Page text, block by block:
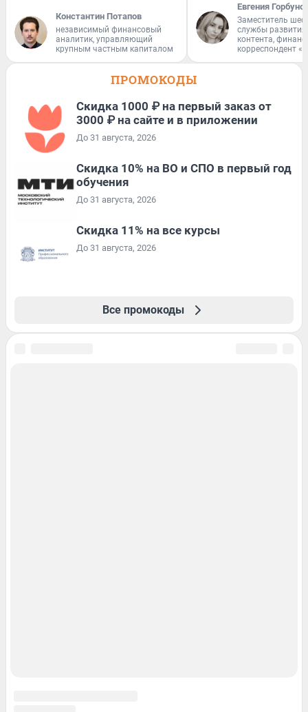
Константин Потапов
независимый финансовый
аналитик, управляющий
крупным частным капиталом
Евгения
Заместитель
службы
контента,
корреспондент
ПРОМОКОДЫ
Скидка 1000 ₽ на первый заказ от
3000 ₽ на сайте и в приложении
До 31 августа, 2026
Скидка 10% на ВО и СПО в первый год
обучения
До 31 августа, 2026
Скидка 11% на все курсы
До 31 августа, 2026
Все промокоды